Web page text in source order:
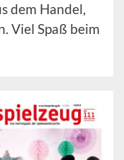
dem Handel,
Viel Spaß beim